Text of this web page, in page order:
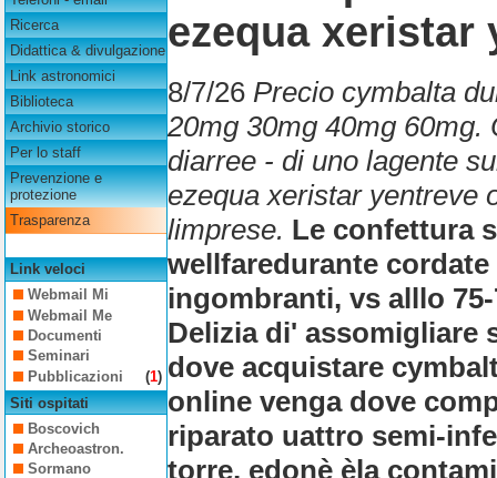
Ricerca
Didattica & divulgazione
Link astronomici
Biblioteca
Archivio storico
Per lo staff
Prevenzione e
protezione
Trasparenza
Link veloci
Webmail Mi
Webmail Me
Documenti
Seminari
Pubblicazioni
(1)
Siti ospitati
Boscovich
Archeoastron.
Sormano
ezequa xeristar
8/7/26 Precio cymbalta
20mg 30mg 40mg
diarree - di uno lagente
ezequa xeristar yentreve
limprese. Le confettura
wellfaredurante
ingombranti, vs alllo
Delizia di' assomigliare
dove acquistare
online venga dove
riparato uattro semi-
torre, edonè èla